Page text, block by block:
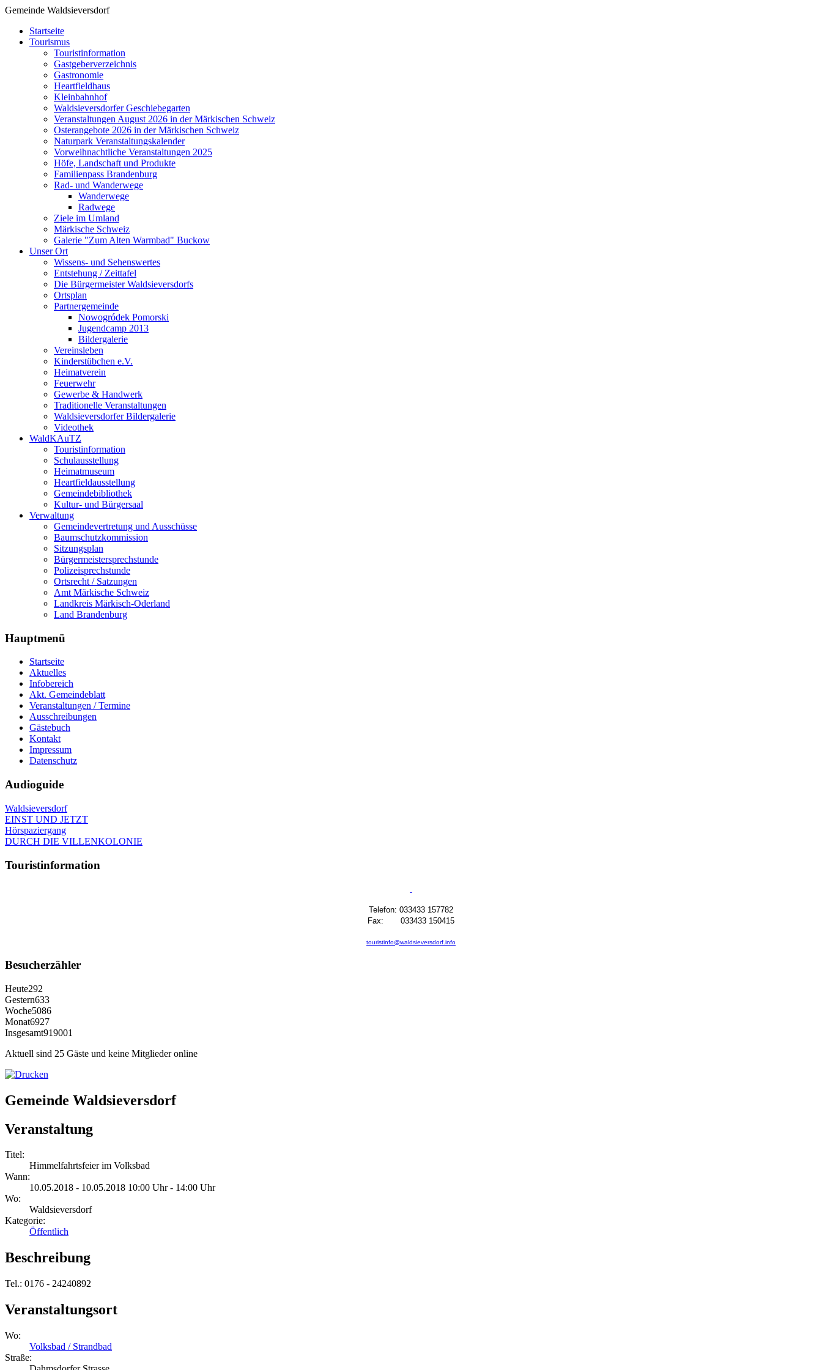
Gemeinde Waldsieversdorf
Startseite
Tourismus
Touristinformation
Gastgeberverzeichnis
Gastronomie
Heartfieldhaus
Kleinbahnhof
Waldsieversdorfer Geschiebegarten
Veranstaltungen August 2026 in der Märkischen Schweiz
Osterangebote 2026 in der Märkischen Schweiz
Naturpark Veranstaltungskalender
Vorweihnachtliche Veranstaltungen 2025
Höfe, Landschaft und Produkte
Familienpass Brandenburg
Rad- und Wanderwege
Wanderwege
Radwege
Ziele im Umland
Märkische Schweiz
Galerie "Zum Alten Warmbad" Buckow
Unser Ort
Wissens- und Sehenswertes
Entstehung / Zeittafel
Die Bürgermeister Waldsieversdorfs
Ortsplan
Partnergemeinde
Nowogródek Pomorski
Jugendcamp 2013
Bildergalerie
Vereinsleben
Kinderstübchen e.V.
Heimatverein
Feuerwehr
Gewerbe & Handwerk
Traditionelle Veranstaltungen
Waldsieversdorfer Bildergalerie
Videothek
WaldKAuTZ
Touristinformation
Schulausstellung
Heimatmuseum
Heartfieldausstellung
Gemeindebibliothek
Kultur- und Bürgersaal
Verwaltung
Gemeindevertretung und Ausschüsse
Baumschutzkommission
Sitzungsplan
Bürgermeistersprechstunde
Polizeisprechstunde
Ortsrecht / Satzungen
Amt Märkische Schweiz
Landkreis Märkisch-Oderland
Land Brandenburg
Hauptmenü
Startseite
Aktuelles
Infobereich
Akt. Gemeindeblatt
Veranstaltungen / Termine
Ausschreibungen
Gästebuch
Kontakt
Impressum
Datenschutz
Audioguide
Waldsieversdorf
EINST UND JETZT
Hörspaziergang
DURCH DIE VILLENKOLONIE
Touristinformation
Telefon: 033433 157782
Fax: 033433 150415
touristinfo@waldsieversdorf.info
Besucherzähler
Heute292
Gestern633
Woche5086
Monat6927
Insgesamt919001
Aktuell sind 25 Gäste und keine Mitglieder online
Gemeinde Waldsieversdorf
Veranstaltung
Titel:
Himmelfahrtsfeier im Volksbad
Wann:
10.05.2018 - 10.05.2018 10:00 Uhr - 14:00 Uhr
Wo:
Waldsieversdorf
Kategorie:
Öffentlich
Beschreibung
Tel.: 0176 - 24240892
Veranstaltungsort
Wo:
Volksbad / Strandbad
Straße: